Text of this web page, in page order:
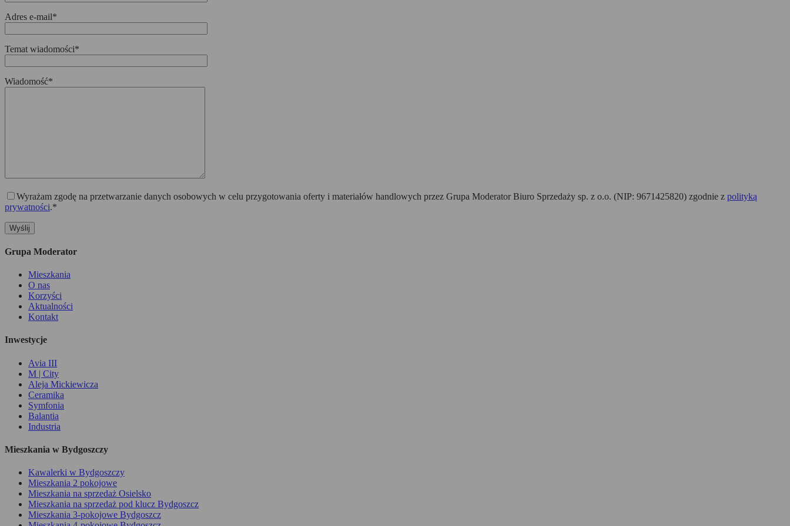
Adres e-mail*
Temat wiadomości*
Wiadomość*
Wyrażam zgodę na przetwarzanie danych osobowych w celu przygotowania oferty i materiałów handlowych przez Grupa Moderator Biuro Sprzedaży sp. z o.o. (NIP: 9671425820) zgodnie z polityką
prywatności.*
Grupa Moderator
Mieszkania
O nas
Korzyści
Aktualności
Kontakt
Inwestycje
Avia III
M | City
Aleja Mickiewicza
Ceramika
Symfonia
Balantia
Industria
Mieszkania w Bydgoszczy
Kawalerki w Bydgoszczy
Mieszkania 2 pokojowe
Mieszkania na sprzedaż Osielsko
Mieszkania na sprzedaż pod klucz Bydgoszcz
Mieszkania 3-pokojowe Bydgoszcz